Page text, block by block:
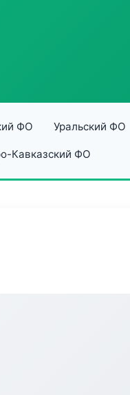
ФО Уральский ФО
Кавказский ФО